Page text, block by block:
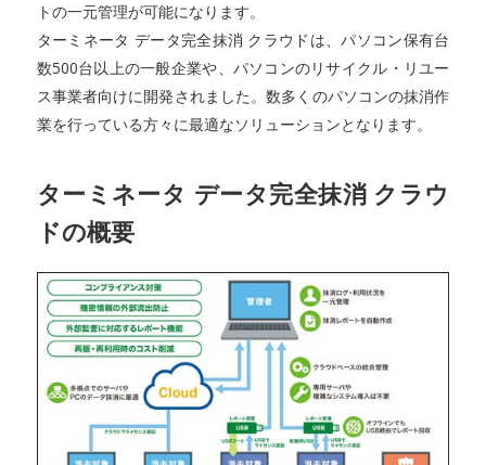
トの一元管理が可能になります。
ターミネータ データ完全抹消 クラウドは、パソコン保有台
数500台以上の一般企業や、パソコンのリサイクル・リユー
ス事業者向けに開発されました。数多くのパソコンの抹消作
業を行っている方々に最適なソリューションとなります。
ターミネータ データ完全抹消 クラウ
ドの概要